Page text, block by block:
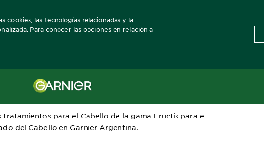
cookies, las tecnologías relacionadas y la
Para conocer las opciones en relación a
para el cabello
tratamientos para el Cabello de la gama Fructis para el
del Cabello en Garnier Argentina.